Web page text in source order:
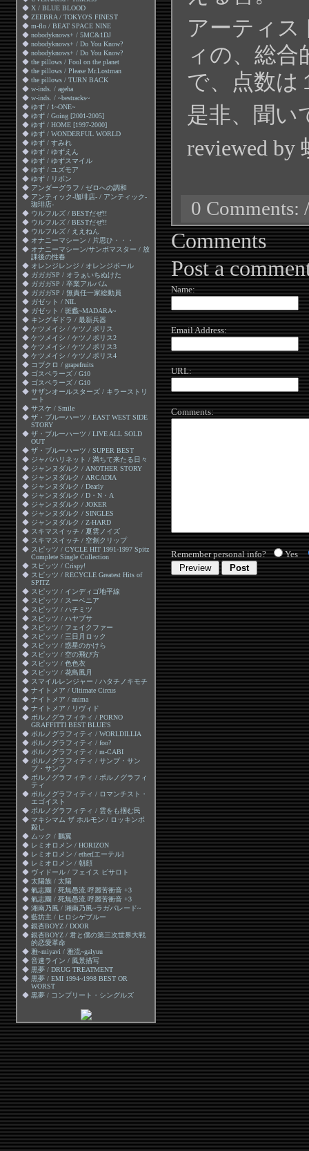
◆ X / BLUE BLOOD
◆ ZEEBRA / TOKYO'S FINEST
◆ m-flo / BEAT SPACE NINE
◆ nobodyknows+ / 5MC&1DJ
◆ nobodyknows+ / Do You Know?
◆ nobodyknows+ / Do You Know?
◆ the pillows / Fool on the planet
◆ the pillows / Please Mr.Lostman
◆ the pillows / TURN BACK
◆ w-inds. / ageha
◆ w-inds. / ~bestracks~
◆ ゆず / 1~ONE~
◆ ゆず / Going [2001-2005]
◆ ゆず / HOME [1997-2000]
◆ ゆず / WONDERFUL WORLD
◆ ゆず / すみれ
◆ ゆず / ゆずえん
◆ ゆず / ゆずスマイル
◆ ゆず / ユズモア
◆ ゆず / リボン
◆ アンダーグラフ / ゼロへの調和
◆ アンティック-珈琲店- / アンティック-
珈琲店-
◆ ウルフルズ / BESTだぜ!!
◆ ウルフルズ / BESTだぜ!!
◆ ウルフルズ / ええねん
◆ オナニーマシーン / 片思ひ・・・
◆ オナニーマシーン/サンボマスター / 放
課後の性春
◆ オレンジレンジ / オレンジボール
◆ ガガガSP / オラぁいちぬけた
◆ ガガガSP / 卒業アルバム
◆ ガガガSP / 無責任一家総動員
◆ ガゼット / NIL
◆ ガゼット / 斑蠡~MADARA~
◆ キングギドラ / 最新兵器
◆ ケツメイシ / ケツノポリス
◆ ケツメイシ / ケツノポリス2
◆ ケツメイシ / ケツノポリス3
◆ ケツメイシ / ケツノポリス4
◆ コブクロ / grapefruits
◆ ゴスペラーズ / G10
◆ ゴスペラーズ / G10
◆ サザンオールスターズ / キラーストリ
ート
◆ サスケ / Smile
◆ ザ・ブルーハーツ / EAST WEST SIDE
STORY
◆ ザ・ブルーハーツ / LIVE ALL SOLD
OUT
◆ ザ・ブルーハーツ / SUPER BEST
◆ ジャパハリネット / 満ちて来たる日々
◆ ジャンヌダルク / ANOTHER STORY
◆ ジャンヌダルク / ARCADIA
◆ ジャンヌダルク / Dearly
◆ ジャンヌダルク / D・N・A
◆ ジャンヌダルク / JOKER
◆ ジャンヌダルク / SINGLES
◆ ジャンヌダルク / Z-HARD
◆ スキマスイッチ / 夏雲ノイズ
◆ スキマスイッチ / 空創クリップ
◆ スピッツ / CYCLE HIT 1991-1997 Spitz
Complete Single Collection
◆ スピッツ / Crispy!
◆ スピッツ / RECYCLE Greatest Hits of
SPITZ
◆ スピッツ / インディゴ地平線
◆ スピッツ / スーベニア
◆ スピッツ / ハチミツ
◆ スピッツ / ハヤブサ
◆ スピッツ / フェイクファー
◆ スピッツ / 三日月ロック
◆ スピッツ / 惑星のかけら
◆ スピッツ / 空の飛び方
◆ スピッツ / 色色衣
◆ スピッツ / 花鳥風月
◆ スマイルレンジャー / ハタチノキモチ
◆ ナイトメア / Ultimate Circus
◆ ナイトメア / anima
◆ ナイトメア / リヴィド
◆ ポルノグラフィティ / PORNO
GRAFFITTI BEST BLUE'S
◆ ポルノグラフィティ / WORLDILLIA
◆ ポルノグラフィティ / foo?
◆ ポルノグラフィティ / m-CABI
◆ ポルノグラフィティ / サンプ・サン
プ・サンプ
◆ ポルノグラフィティ / ポルノグラフィ
ティ
◆ ポルノグラフィティ / ロマンチスト・
エゴイスト
◆ ポルノグラフィティ / 雲をも掴む民
◆ マキシマム ザ ホルモン / ロッキンポ
殺し
◆ ムック / 鵬翼
◆ レミオロメン / HORIZON
◆ レミオロメン / ether[エーテル]
◆ レミオロメン / 朝顔
◆ ヴィドール / フェイス ピサロト
◆ 太陽族 / 太陽
◆ 氣志團 / 死無愚流 呼麗苦衝音 +3
◆ 氣志團 / 死無愚流 呼麗苦衝音 +3
◆ 湘南乃風 / 湘南乃風~ラガパレード~
◆ 藍坊主 / ヒロシゲブルー
◆ 銀杏BOYZ / DOOR
◆ 銀杏BOYZ / 君と僕の第三次世界大戦
的恋愛革命
◆ 雅~miyavi / 雅流~galyuu
◆ 音速ライン / 風景描写
◆ 黒夢 / DRUG TREATMENT
◆ 黒夢 / EMI 1994~1998 BEST OR
WORST
◆ 黒夢 / コンプリート・シングルズ
アーティス
ィの、総合
で、点数は
是非、聞い
reviewed by
0 Comments:
Comments
Post a
Name:
Email Address:
URL:
Comments:
Remember personal info? Yes